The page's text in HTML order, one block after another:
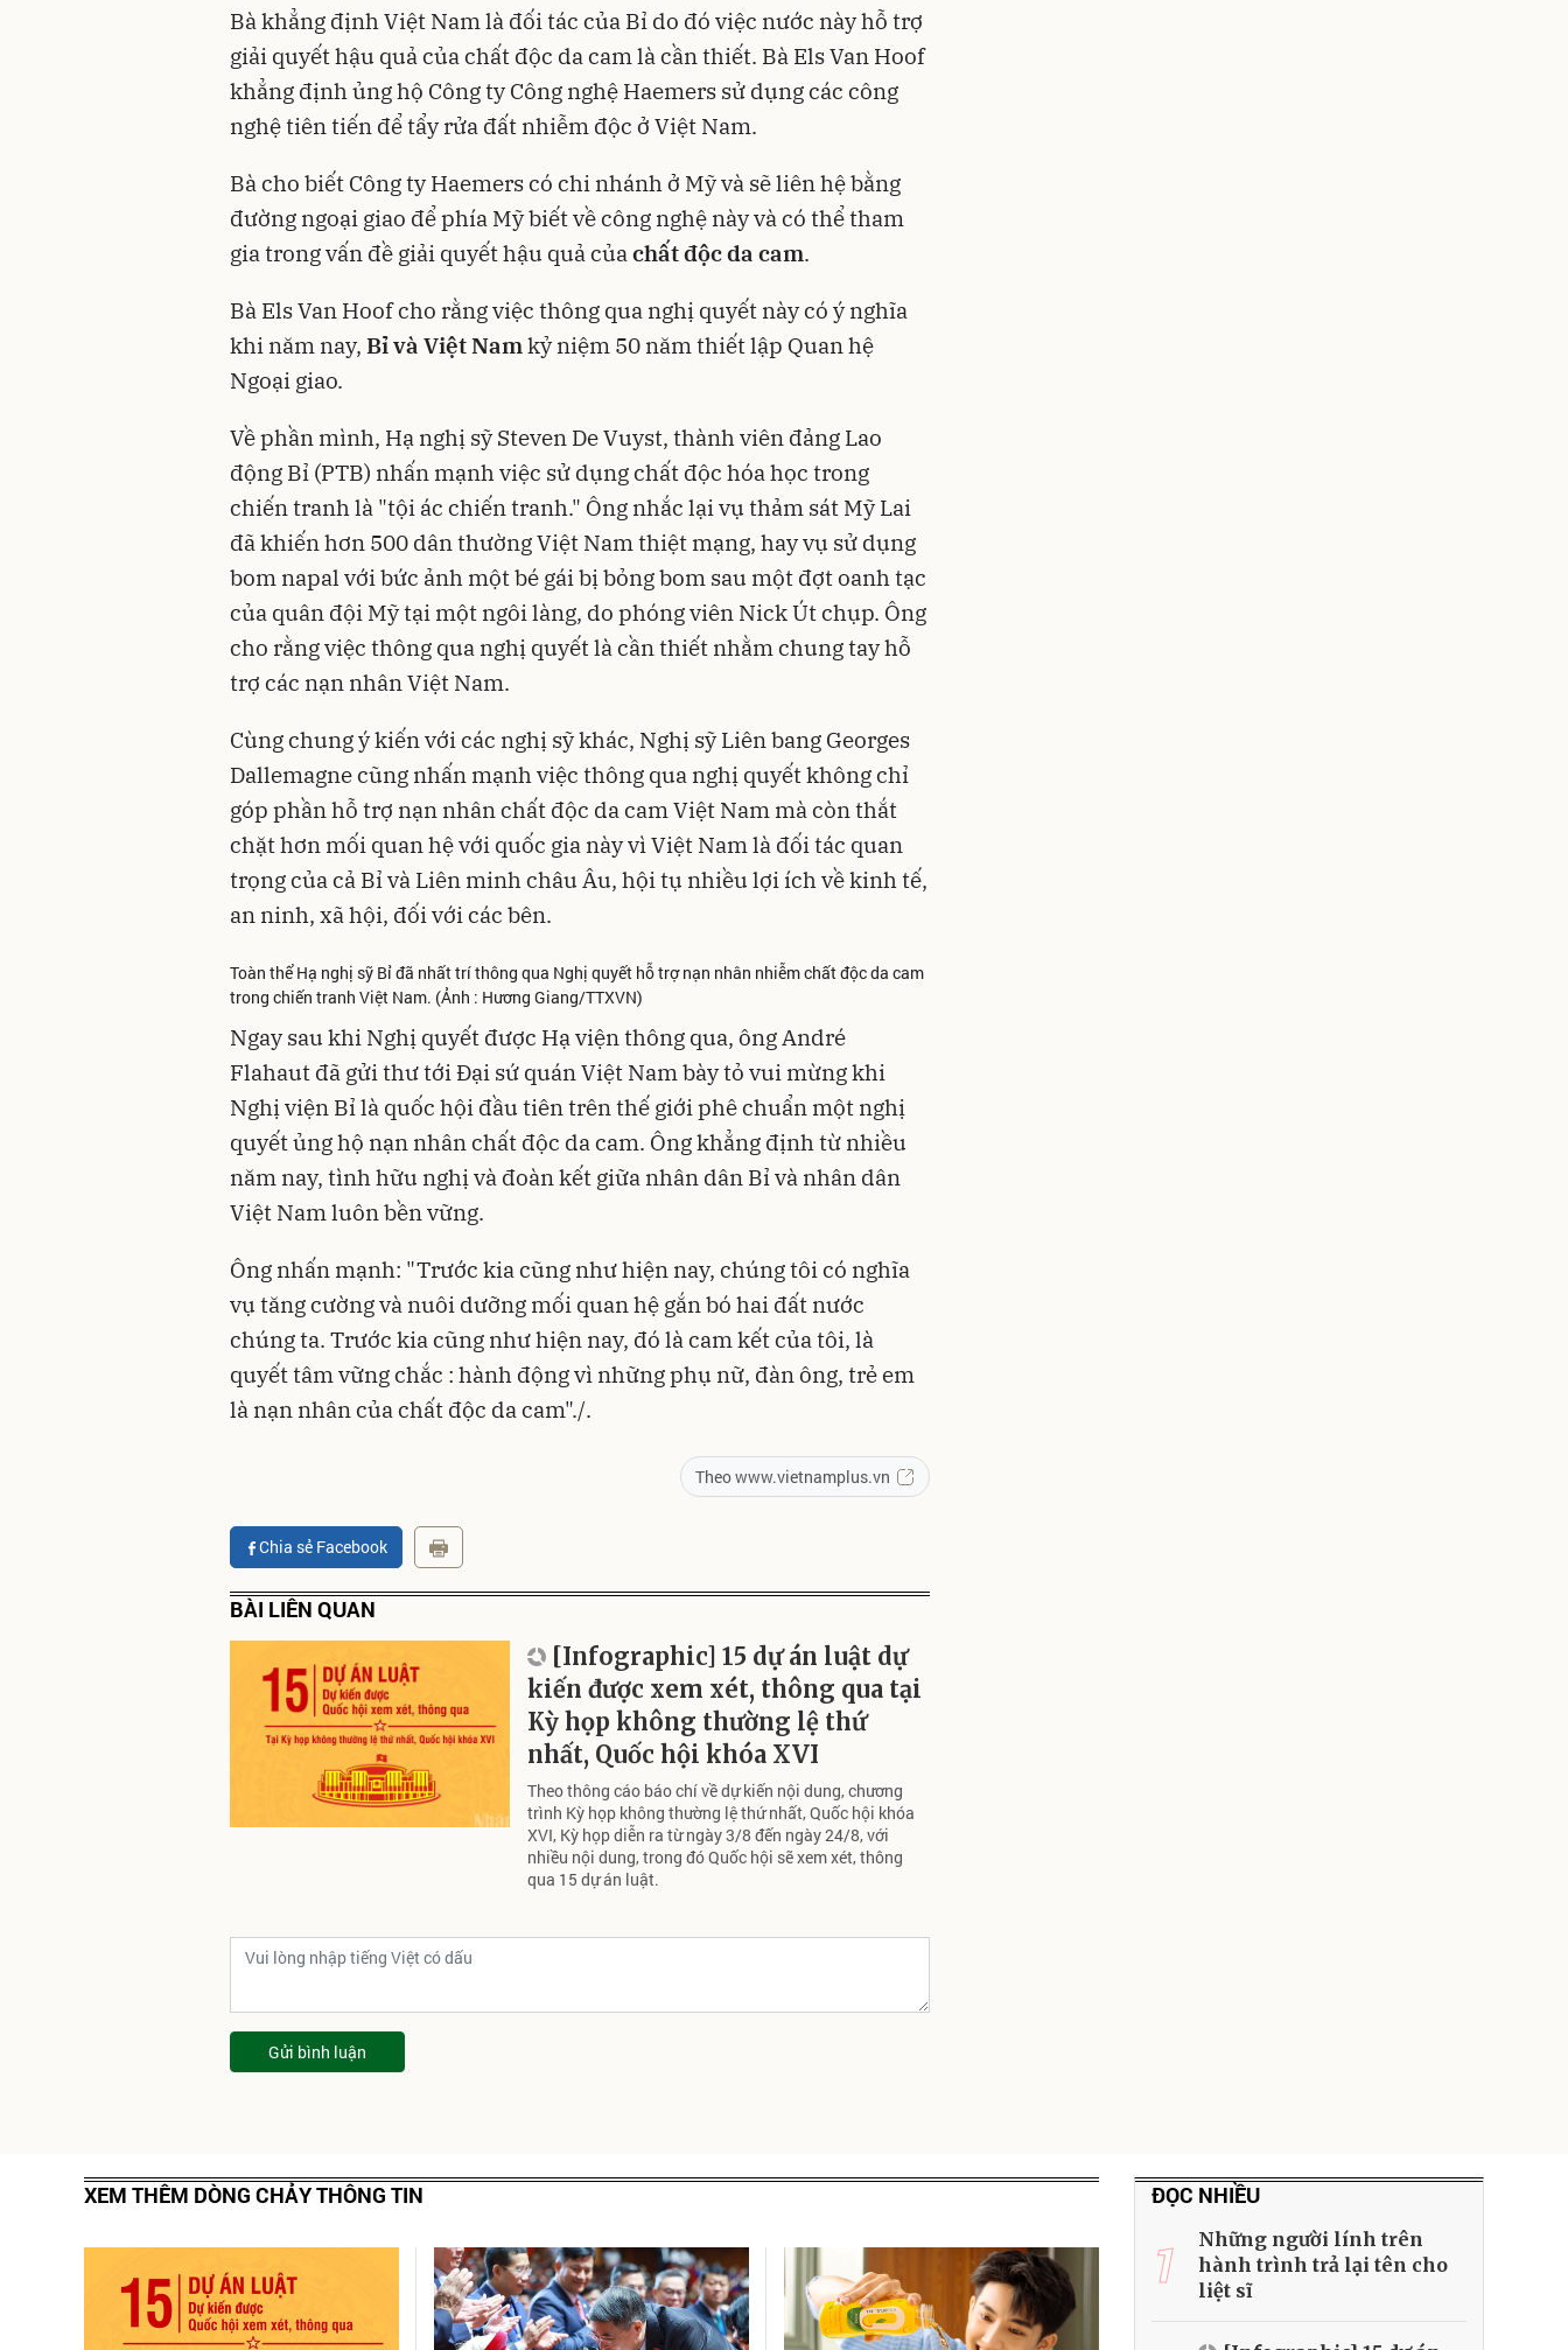
Bà khẳng định Việt Nam là đối tác của Bỉ do đó việc nước này hỗ trợ
giải quyết hậu quả của chất độc da cam là cần thiết. Bà Els Van Hoof
khẳng định ủng hộ Công ty Công nghệ Haemers sử dụng các công
nghệ tiên tiến để tẩy rửa đất nhiễm độc ở Việt Nam.
Bà cho biết Công ty Haemers có chi nhánh ở Mỹ và sẽ liên hệ bằng
đường ngoại giao để phía Mỹ biết về công nghệ này và có thể tham
gia trong vấn đề giải quyết hậu quả củachất độc da cam.
Bà Els Van Hoof cho rằng việc thông qua nghị quyết này có ý nghĩa
khi năm nay, Bỉ và Việt Namkỷ niệm 50 năm thiết lập Quan hệ
Ngoại giao.
Về phần mình, Hạ nghị sỹ Steven De Vuyst, thành viên đảng Lao
động Bỉ (PTB) nhấn mạnh việc sử dụng chất độc hóa học trong
chiến tranh là "tội ác chiến tranh." Ông nhắc lại vụ thảm sát Mỹ Lai
đã khiến hơn 500 dân thường Việt Nam thiệt mạng, hay vụ sử dụng
bom napal với bức ảnh một bé gái bị bỏng bom sau một đợt oanh tạc
của quân đội Mỹ tại một ngôi làng, do phóng viên Nick Út chụp. Ông
cho rằng việc thông qua nghị quyết là cần thiết nhằm chung tay hỗ
trợ các nạn nhân Việt Nam.
Cùng chung ý kiến với các nghị sỹ khác, Nghị sỹ Liên bang Georges
Dallemagne cũng nhấn mạnh việc thông qua nghị quyết không chỉ
góp phần hỗ trợ nạn nhân chất độc da cam Việt Nam mà còn thắt
chặt hơn mối quan hệ với quốc gia này vì Việt Nam là đối tác quan
trọng của cả Bỉ và Liên minh châu Âu, hội tụ nhiều lợi ích về kinh tế,
an ninh, xã hội, đối với các bên.
Toàn thể Hạ nghị sỹ Bỉ đã nhất trí thông qua Nghị quyết hỗ trợ nạn nhân nhiễm chất độc da cam
trong chiến tranh Việt Nam. (Ảnh : Hương Giang/TTXVN)
Ngay sau khi Nghị quyết được Hạ viện thông qua, ông André
Flahaut đã gửi thư tới Đại sứ quán Việt Nam bày tỏ vui mừng khi
Nghị viện Bỉ là quốc hội đầu tiên trên thế giới phê chuẩn một nghị
quyết ủng hộ nạn nhân chất độc da cam. Ông khẳng định từ nhiều
năm nay, tình hữu nghị và đoàn kết giữa nhân dân Bỉ và nhân dân
Việt Nam luôn bền vững.
Ông nhấn mạnh: "Trước kia cũng như hiện nay, chúng tôi có nghĩa
vụ tăng cường và nuôi dưỡng mối quan hệ gắn bó hai đất nước
chúng ta. Trước kia cũng như hiện nay, đó là cam kết của tôi, là
quyết tâm vững chắc : hành động vì những phụ nữ, đàn ông, trẻ em
là nạn nhân của chất độc da cam"./.
Theo www.vietnamplus.vn
Chia sẻ Facebook
BÀI LIÊN QUAN
[Infographic] 15 dự án luật dự
kiến được xem xét, thông qua tại
Kỳ họp không thường lệ thứ
nhất, Quốc hội khóa XVI
Theo thông cáo báo chí về dự kiến nội dung, chương
trình Kỳ họp không thường lệ thứ nhất, Quốc hội khóa
XVI, Kỳ họp diễn ra từ ngày 3/8 đến ngày 24/8, với
nhiều nội dung, trong đó Quốc hội sẽ xem xét, thông
qua 15 dự án luật.
Gửi bình luận
XEM THÊM DÒNG CHẢY THÔNG TIN ĐỌC NHIỀU
1
Những người lính trên
hành trình trả lại tên cho
liệt sĩ